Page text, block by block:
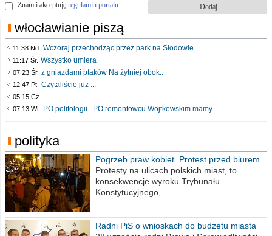
Znam i akceptuję regulamin portalu
włocławianie piszą
11:38 Nd. Wczoraj przechodząc przez park na Słodowie..
11:17 Śr. Wszystko umiera
07:23 Śr. z gniazdami ptaków Na żytniej obok..
12:47 Pt. Czytaliście już :..
05:15 Cz. ..
07:13 Wt. PO politologii . PO remontowcu Wojtkowskim mamy..
polityka
Pogrzeb praw kobiet. Protest przed biurem
poselskim PiS
Protesty na ulicach polskich miast, to
konsekwencje wyroku Trybunału
Konstytucyjnego,..
Radni PiS o wnioskach do budżetu miasta